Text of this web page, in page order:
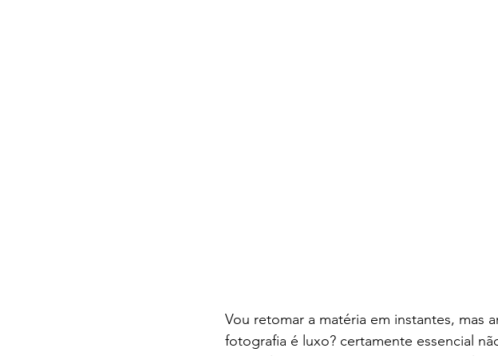
Vou retomar a matéria em instantes, mas
fotografia é luxo? certamente essencial